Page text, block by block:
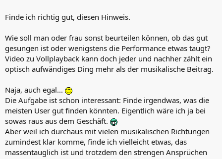
Finde ich richtig gut, diesen Hinweis.
Wie soll man oder frau sonst beurteilen können, ob das gut
gesungen ist oder wenigstens die Performance etwas taugt?
Video zu Vollplayback kann doch jeder und nachher zählt ein
optisch aufwändiges Ding mehr als der musikalische Beitrag.
Naja, auch egal...
Die Aufgabe ist schon interessant: Finde irgendwas, was die
meisten User gut finden könnten. Eigentlich wäre ich ja bei
sowas raus aus dem Geschäft.
Aber weil ich durchaus mit vielen musikalischen Richtungen
zumindest klar komme, finde ich vielleicht etwas, das
massentauglich ist und trotzdem den strengen Ansprüchen